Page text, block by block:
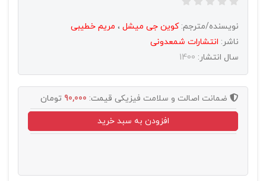
نویسنده/مترجم:کوین جی میشل ، مریم خطیبی
ناشر: انتشارات شمعدونی
سال انتشار: 1400
ضمانت اصالت و سلامت فیزیکی قیمت: 90,000 تومان
افزودن به سبد خرید